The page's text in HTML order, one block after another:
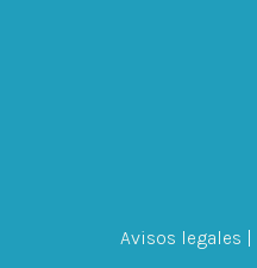
Avisos legales |